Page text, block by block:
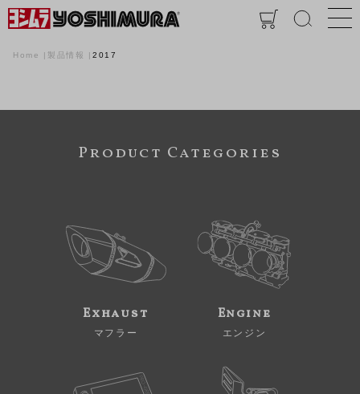
Home 製品情報 2017
Product Categories
Exhaust
マフラー
Engine
エンジン